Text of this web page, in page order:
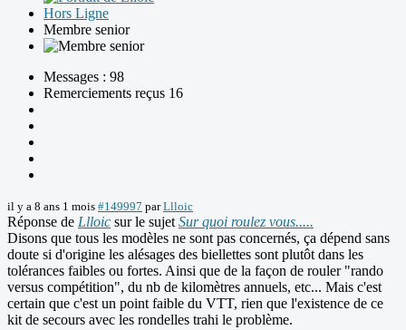
Hors Ligne
Membre senior
Messages : 98
Remerciements reçus 16
il y a 8 ans 1 mois #149997 parLlloic
Réponse de Llloic sur le sujet Sur quoi roulez vous.....
Disons que tous les modèles ne sont pas concernés, ça dépend sans
doute si d'origine les alésages des biellettes sont plutôt dans les
tolérances faibles ou fortes. Ainsi que de la façon de rouler "rando
versus compétition", du nb de kilomètres annuels, etc... Mais c'est
certain que c'est un point faible du VTT, rien que l'existence de ce
kit de secours avec les rondelles trahi le problème.